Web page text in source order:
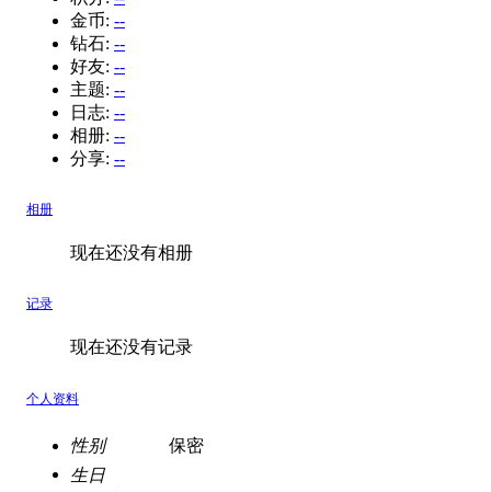
金币: --
钻石: --
好友: --
主题: --
日志: --
相册: --
分享: --
相册
现在还没有相册
记录
现在还没有记录
个人资料
性别
保密
生日